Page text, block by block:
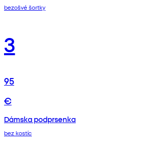
bezošvé šortky
3
95
€
Dámska podprsenka
bez kostíc